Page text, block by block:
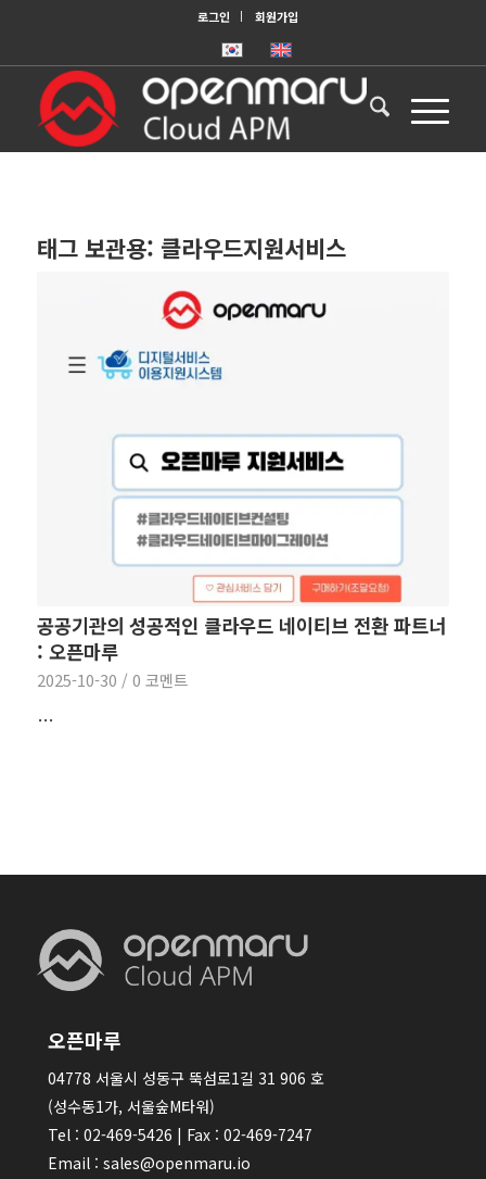
로그인 회원가입
태그 보관용: 클라우드지원서비스
공공기관의 성공적인 클라우드 네이티브 전환 파트너
: 오픈마루
2025-10-30 / 0 코멘트
…
오픈마루
04778 서울시 성동구 뚝섬로1길 31 906 호
(성수동1가, 서울숲M타워)
Tel : 02-469-5426 | Fax : 02-469-7247
Email : sales@openmaru.io